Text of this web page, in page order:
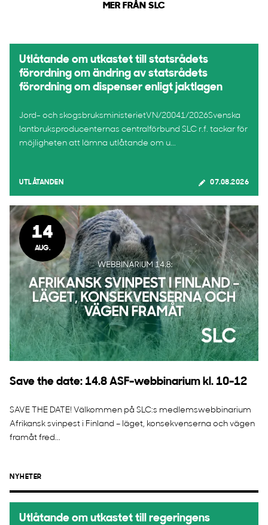
MER FRÅN SLC
Utlåtande om utkastet till statsrådets
förordning om ändring av statsrådets
förordning om dispenser enligt jaktlagen
Jord- och skogsbruksministerietVN/20041/2026Svenska
lantbruksproducenternas centralförbund SLC r.f. tackar för
möjligheten att lämna utlåtande om u...
UTLÅTANDEN 07.08.2026
14
AUG.
Save the date: 14.8 ASF-webbinarium kl. 10-12
SAVE THE DATE! Välkommen på SLC:s medlemswebbinarium
Afrikansk svinpest i Finland – läget, konsekvenserna och vägen
framåt fred...
NYHETER
Utlåtande om utkastet till regeringens